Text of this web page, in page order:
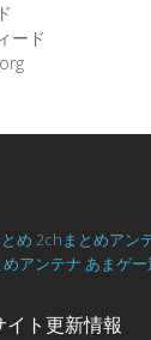
ード
め 2chまとめアン
アンテナ あまゲー
イト更新情報